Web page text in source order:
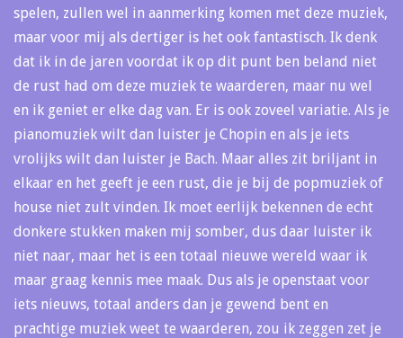
spelen, zullen wel in aanmerking komen met deze muziek,
maar voor mij als dertiger is het ook fantastisch. Ik denk
dat ik in de jaren voordat ik op dit punt ben beland niet
de rust had om deze muziek te waarderen, maar nu wel
en ik geniet er elke dag van. Er is ook zoveel variatie. Als je
pianomuziek wilt dan luister je Chopin en als je iets
vrolijks wilt dan luister je Bach. Maar alles zit briljant in
elkaar en het geeft je een rust, die je bij de popmuziek of
house niet zult vinden. Ik moet eerlijk bekennen de echt
donkere stukken maken mij somber, dus daar luister ik
niet naar, maar het is een totaal nieuwe wereld waar ik
maar graag kennis mee maak. Dus als je openstaat voor
iets nieuws, totaal anders dan je gewend bent en
prachtige muziek weet te waarderen, zou ik zeggen zet je